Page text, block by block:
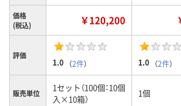
価格
(税込)
￥120,200
評価
1.0 （2件） 1.0 （2件）
販売単位
1セット（100個：10個
入×10箱）
1個